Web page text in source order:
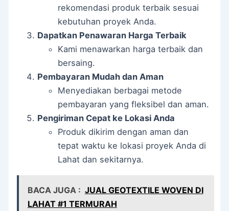
rekomendasi produk terbaik sesuai
kebutuhan proyek Anda.
Dapatkan Penawaran Harga Terbaik
Kami menawarkan harga terbaik dan
bersaing.
Pembayaran Mudah dan Aman
Menyediakan berbagai metode
pembayaran yang fleksibel dan aman.
Pengiriman Cepat ke Lokasi Anda
Produk dikirim dengan aman dan
tepat waktu ke lokasi proyek Anda di
Lahat dan sekitarnya.
BACA JUGA : JUAL GEOTEXTILE WOVEN DI
LAHAT #1 TERMURAH